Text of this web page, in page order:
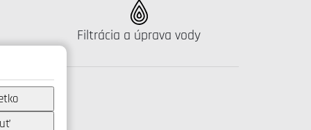
Katalógus:
Filtrácia a úprava vody